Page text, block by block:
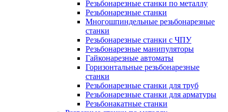
Резьбонарезные станки по металлу
Резьбонарезные станки
Многошпиндельные резьбонарезные
станки
Резьбонарезные станки с ЧПУ
Резьбонарезные манипуляторы
Гайконарезные автоматы
Горизонтальные резьбонарезные
станки
Резьбонарезные станки для труб
Резьбонарезные станки для арматуры
Резьбонакатные станки